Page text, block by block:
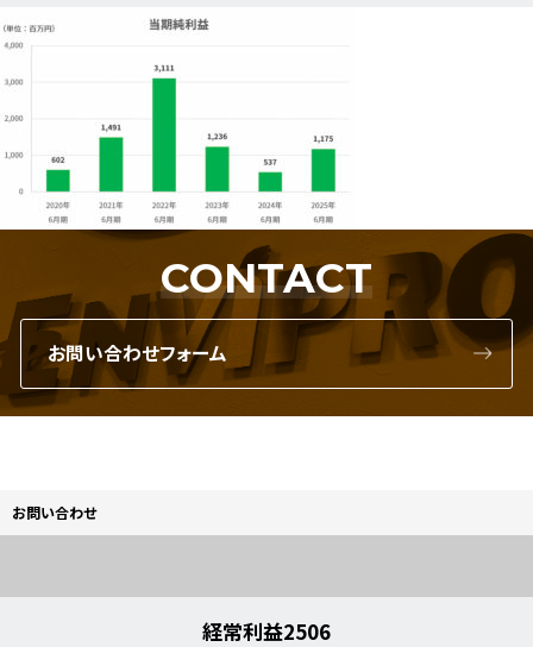
CONTACT
お問い合わせフォーム
お問い合わせ
経常利益2506